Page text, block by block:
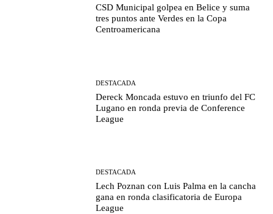
CSD Municipal golpea en Belice y suma
tres puntos ante Verdes en la Copa
Centroamericana
DESTACADA
Dereck Moncada estuvo en triunfo del FC
Lugano en ronda previa de Conference
League
DESTACADA
Lech Poznan con Luis Palma en la cancha
gana en ronda clasificatoria de Europa
League